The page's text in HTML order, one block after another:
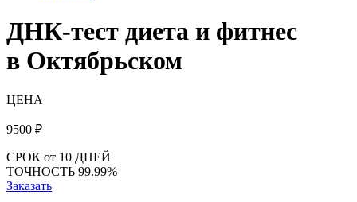
ДНК-тест диета и фитнес
в Октябрьском
ЦЕНА
9500 ₽
СРОК от 10 ДНЕЙ
ТОЧНОСТЬ 99.99%
Заказать